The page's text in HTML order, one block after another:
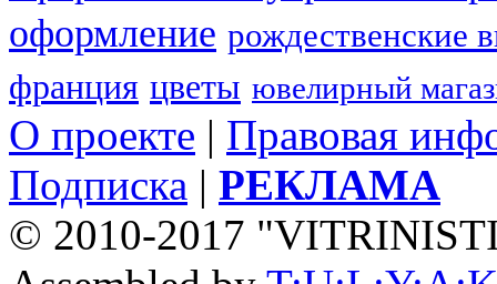
оформление рождественские
франция цветы ювелирный
О проекте | Правовая
Подписка | РЕКЛАМА
© 2010-2017